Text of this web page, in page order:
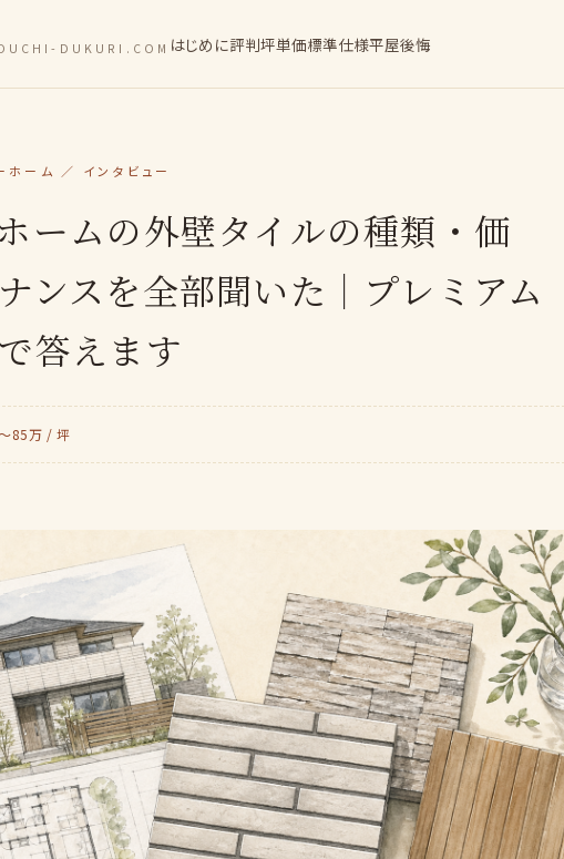
DUKURI.COM はじめに評判坪単価標準仕様平屋後悔
ーム ／ インタビュー
ームの外壁タイルの種類・価
ンスを全部聞いた｜プレミアム
答えます
85万 / 坪